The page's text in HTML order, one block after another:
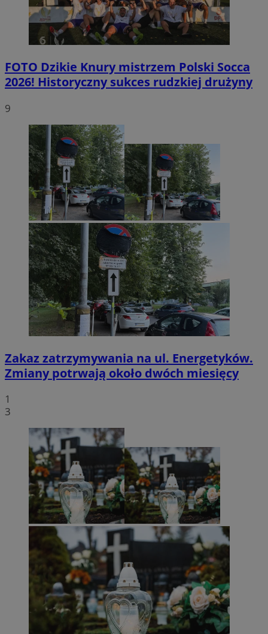
FOTO Dzikie Knury mistrzem Polski Socca
2026! Historyczny sukces rudzkiej drużyny
9
Zakaz zatrzymywania na ul. Energetyków.
Zmiany potrwają około dwóch miesięcy
1
3